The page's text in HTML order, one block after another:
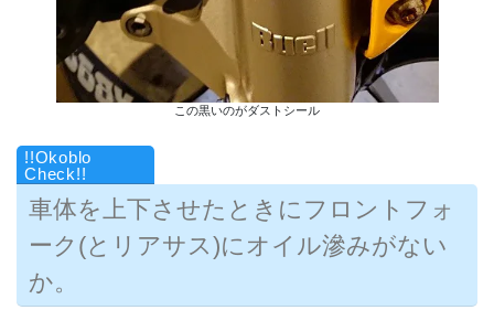
この黒いのがダストシール
車体を上下させたときにフロントフォ
ーク(とリアサス)にオイル滲みがない
か。